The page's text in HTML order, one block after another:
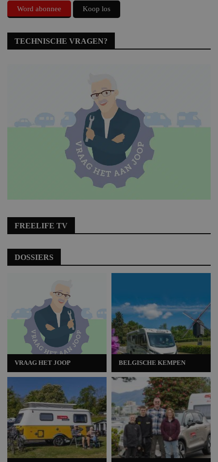
Word abonnee Koop los
TECHNISCHE VRAGEN?
FREELIFE TV
DOSSIERS
VRAAG HET JOOP BELGISCHE KEMPEN